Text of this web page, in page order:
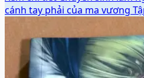
cánh tay phải của ma vương